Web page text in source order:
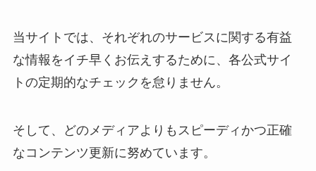
当サイトでは、それぞれのサービスに関する有益
な情報をイチ早くお伝えするために、各公式サイ
トの定期的なチェックを怠りません。
そして、どのメディアよりもスピーディかつ正確
なコンテンツ更新に努めています。